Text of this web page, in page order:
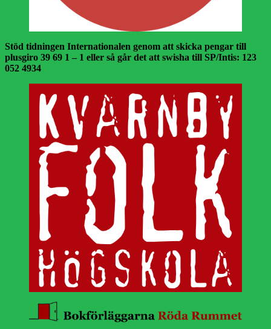
Stöd tidningen Internationalen genom att skicka pengar till
plusgiro 39 69 1 – 1 eller så går det att swisha till SP/Intis: 123
052 4934